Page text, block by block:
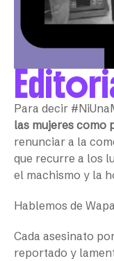
Para decir
las mujeres como
renunciar a la
que recurre a los
el machismo y la
Hablemos de
Cada asesinato
reportado y